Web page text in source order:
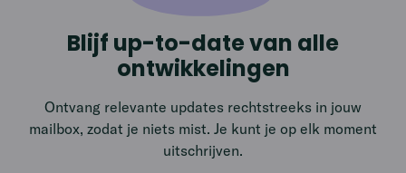
Blijf up-to-date van alle
ontwikkelingen
Ontvang relevante updates rechtstreeks in jouw
mailbox, zodat je niets mist. Je kunt je op elk moment
uitschrijven.